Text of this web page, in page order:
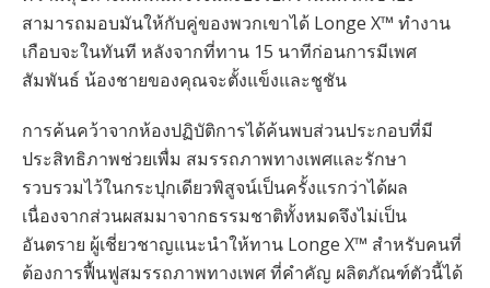
สามารถมอบมันให้กับคู่ของพวกเขาได้ Longe X™ ทำงาน
เกือบจะในทันที หลังจากที่ทาน 15 นาทีก่อนการมีเพศ
สัมพันธ์ น้องชายของคุณจะตั้งแข็งและชูชัน
การค้นคว้าจากห้องปฏิบัติการได้ค้นพบส่วนประกอบที่มี
ประสิทธิภาพช่วยเพื่ม สมรรถภาพทางเพศและรักษา
รวบรวมไว้ในกระปุกเดียวพิสูจน์เป็นครั้งแรกว่าได้ผล
เนื่องจากส่วนผสมมาจากธรรมชาติทั้งหมดจึงไม่เป็น
อันตราย ผู้เชี่ยวชาญแนะนำให้ทาน Longe X™ สำหรับคนที่
ต้องการฟื้นฟูสมรรถภาพทางเพศ ที่คำคัญ ผลิตภัณฑ์ตัวนี้ได้